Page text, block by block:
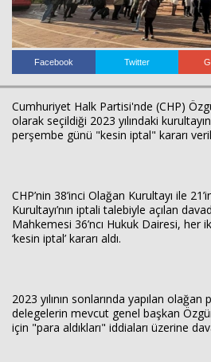
Facebook Twitter
Cumhuriyet Halk Partisi'nde (CHP)
olarak seçildiği 2023 yılındaki
perşembe günü "kesin iptal" kararı
CHP’nin 38’inci Olağan Kurultayı ile
Kurultayı’nın iptali talebiyle açılan
Mahkemesi 36’ncı Hukuk Dairesi, her
‘kesin iptal’ kararı aldı.
2023 yılının sonlarında yapılan
delegelerin mevcut genel başkan
için "para aldıkları" iddiaları üzerine